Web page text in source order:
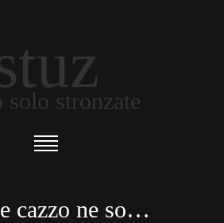
solo stronzate
cazzo ne so…